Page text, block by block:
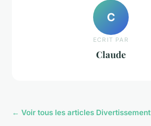
C
ECRIT PAR
Claude
← Voir tous les articles Divertissement